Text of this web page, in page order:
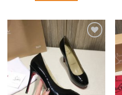
Add to
wishlist